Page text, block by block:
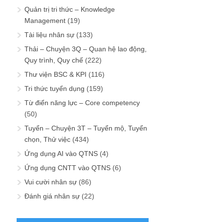
Quản trị tri thức – Knowledge
Management (19)
Tài liệu nhân sự (133)
Thải – Chuyện 3Q – Quan hệ lao động,
Quy trình, Quy chế (222)
Thư viện BSC & KPI (116)
Tri thức tuyển dụng (159)
Từ điển năng lực – Core competency
(50)
Tuyển – Chuyện 3T – Tuyển mộ, Tuyển
chọn, Thử việc (434)
Ứng dụng AI vào QTNS (4)
Ứng dụng CNTT vào QTNS (6)
Vui cười nhân sự (86)
Đánh giá nhân sự (22)